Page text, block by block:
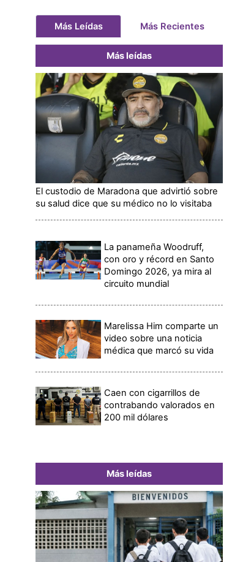
Más Leídas Más Recientes
Más leídas
El custodio de Maradona que advirtió sobre
su salud dice que su médico no lo visitaba
La panameña Woodruff,
con oro y récord en Santo
Domingo 2026, ya mira al
circuito mundial
Marelissa Him comparte un
video sobre una noticia
médica que marcó su vida
Caen con cigarrillos de
contrabando valorados en
200 mil dólares
Más leídas